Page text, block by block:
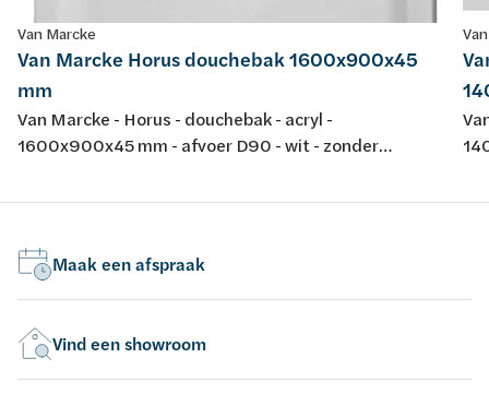
Van Marcke
Van Marcke Horus douchebak 1600x900x45
mm
Van Marcke - Horus - douchebak - acryl -
1600x900x45 mm - afvoer D90 - wit - zonder
EN 232 & EN 14516: 2010
Maak een afspraak
Vind een showroom